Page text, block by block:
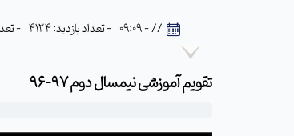
// - 09:09 - تعداد بازدید: 4124 - تعداد بازدیدکننده: 540
تقویم آموزشی نیمسال دوم 97-96